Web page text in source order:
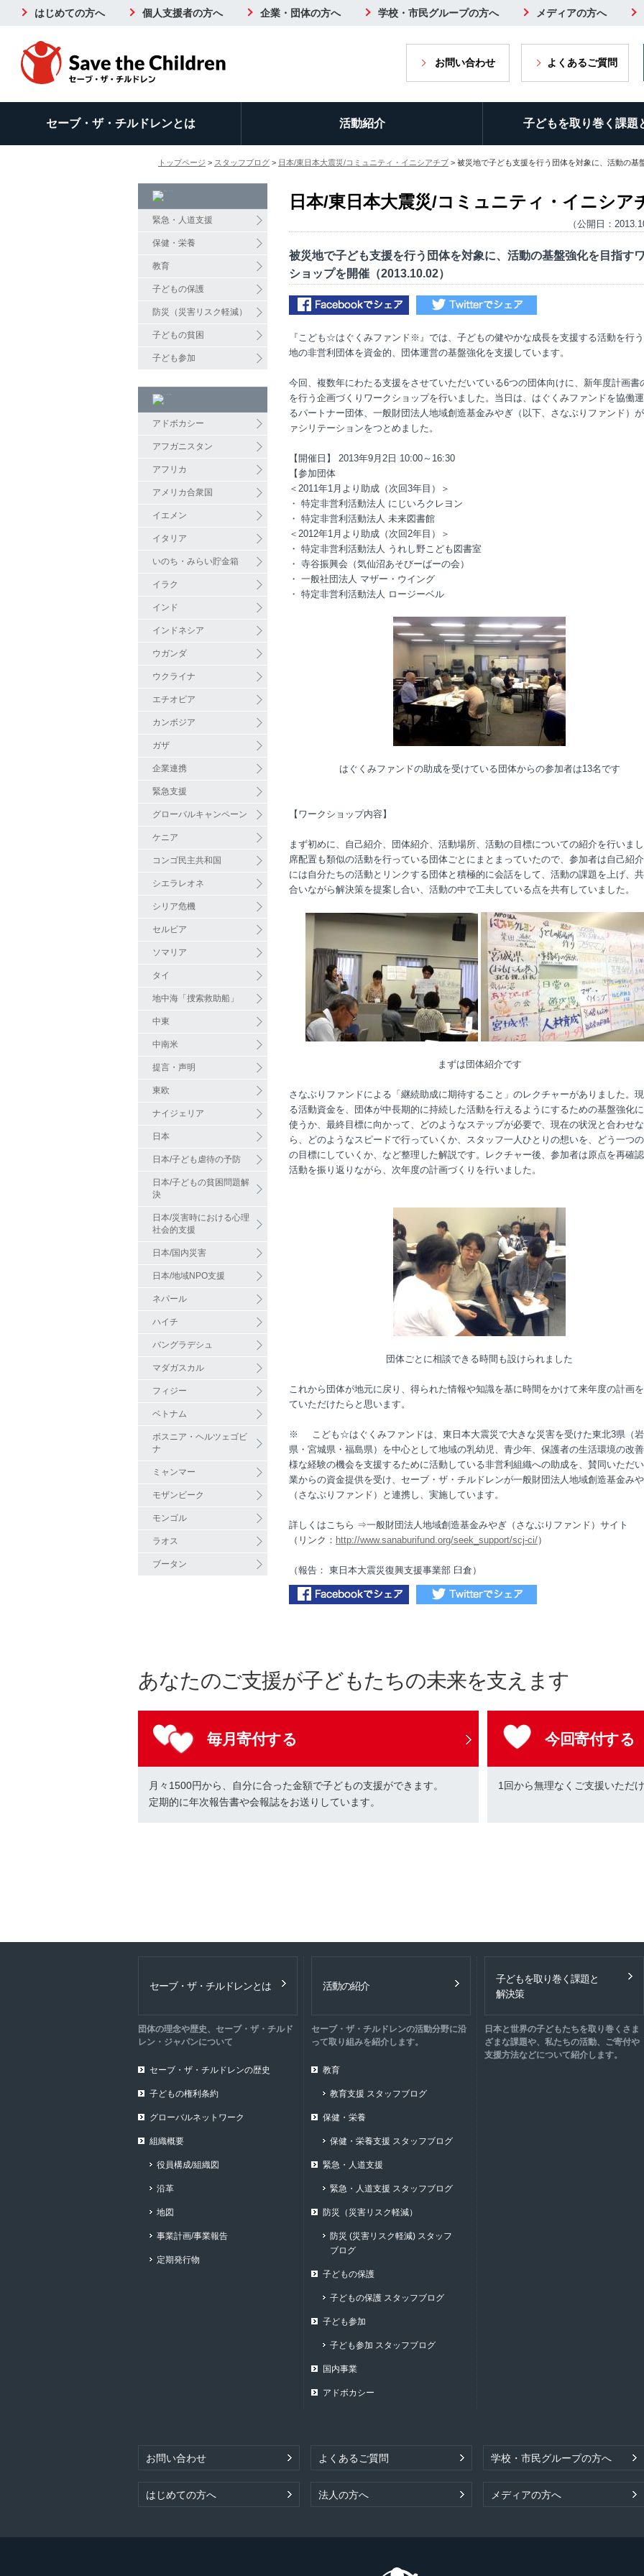
はじめての方へ 個人支援者の方へ 企業・団体の方へ 学校・市民グループの方へ メディアの方へ
お問い合わせ よくあるご質問
セーブ・ザ・チルドレンとは 活動紹介 子どもを取り巻く課題
トップページ > スタッフブログ > 日本/東日本大震災/コミュニティ・イニシアチブ > 被災地で子ども支援を行う団体を対象に、活動の
緊急・人道支援
保健・栄養
教育
子どもの保護
防災（災害リスク軽減）
子どもの貧困
子ども参加
アドボカシー
アフガニスタン
アフリカ
アメリカ合衆国
イエメン
イタリア
いのち・みらい貯金箱
イラク
インド
インドネシア
ウガンダ
ウクライナ
エチオピア
カンボジア
ガザ
企業連携
緊急支援
グローバルキャンペーン
ケニア
コンゴ民主共和国
シエラレオネ
シリア危機
セルビア
ソマリア
タイ
地中海「捜索救助船」
中東
中南米
提言・声明
東欧
ナイジェリア
日本
日本/子ども虐待の予防
日本/子どもの貧困問題解
決
日本/災害時における心理
社会的支援
日本/国内災害
日本/地域NPO支援
ネパール
ハイチ
バングラデシュ
マダガスカル
フィジー
ベトナム
ボスニア・ヘルツェゴビ
ナ
ミャンマー
モザンビーク
モンゴル
ラオス
ブータン
日本/東日本大震災/コミュニティ・イニシア
（公開日：
被災地で子ども支援を行う団体を対象に、活動の基盤強化を目指す
ショップを開催（2013.10.02）
『こども☆はぐくみファンド※』では、子どもの健やかな成長を支援する活動を行
地の非営利団体を資金的、団体運営の基盤強化を支援しています。
今回、複数年にわたる支援をさせていただいている6つの団体向けに、新年度計画書
を行う企画づくりワークショップを行いました。当日は、はぐくみファンドを協働
るパートナー団体、一般財団法人地域創造基金みやぎ（以下、さなぶりファンド）
ァシリテーションをつとめました。
【開催日】 2013年9月2日 10:00～16:30
【参加団体
＜2011年1月より助成（次回3年目）＞
・ 特定非営利活動法人 にじいろクレヨン
・ 特定非営利活動法人 未来図書館
＜2012年1月より助成（次回2年目）＞
・ 特定非営利活動法人 うれし野こども図書室
・ 寺谷振興会（気仙沼あそびーばーの会）
・ 一般社団法人 マザー・ウイング
・ 特定非営利活動法人 ロージーベル
はぐくみファンドの助成を受けている団体からの参加者は13名です
【ワークショップ内容】
まず初めに、自己紹介、団体紹介、活動場所、活動の目標についての紹介を行いま
席配置も類似の活動を行っている団体ごとにまとまっていたので、参加者は自己紹
には自分たちの活動とリンクする団体と積極的に会話をして、活動の課題を上げ、
合いながら解決策を提案し合い、活動の中で工夫している点を共有していました。
まずは団体紹介です
さなぶりファンドによる「継続助成に期待すること」のレクチャーがありました。
る活動資金を、団体が中長期的に持続した活動を行えるようにするための基盤強化
使うか、最終目標に向かって、どのようなステップが必要で、現在の状況と合わせ
ら、どのようなスピードで行っていくか、スタッフ一人ひとりの想いを、どう一つ
の目標にしていくか、など整理した解説です。レクチャー後、参加者は原点を再確
活動を振り返りながら、次年度の計画づくりを行いました。
団体ごとに相談できる時間も設けられました
これから団体が地元に戻り、得られた情報や知識を基に時間をかけて来年度の計画
ていただけたらと思います。
※
こども☆はぐくみファンドは、東日本大震災で大きな災害を受けた東北3県（
県・宮城県・福島県）を中心として地域の乳幼児、青少年、保護者の生活環境の改
様な経験の機会を支援するために活動している非営利組織への助成を、賛同いただ
業からの資金提供を受け、セーブ・ザ・チルドレンが一般財団法人地域創造基金み
（さなぶりファンド）と連携し、実施しています。
詳しくはこちら ⇒一般財団法人地域創造基金みやぎ（さなぶりファンド）サイト
（リンク： http://www.sanaburifund.org/seek_support/scj-ci/）
（報告： 東日本大震災復興支援事業部 臼倉）
あなたのご支援が子どもたちの未来を支えます
毎月寄付する
月々1500円から、自分に合った金額で子どもの支援ができます。
定期的に年次報告書や会報誌をお送りしています。
今回寄付する
1回から無理なくご支援いただ
セーブ・ザ・チルドレンとは
団体の理念や歴史、セーブ・ザ・チルド
レン・ジャパンについて
セーブ・ザ・チルドレンの歴史
子どもの権利条約
グローバルネットワーク
組織概要
役員構成/組織図
沿革
地図
事業計画/事業報告
定期発行物
活動の紹介
セーブ・ザ・チルドレンの活動分野に沿
って取り組みを紹介します。
教育
教育支援 スタッフブログ
保健・栄養
保健・栄養支援 スタッフブログ
緊急・人道支援
緊急・人道支援 スタッフブログ
防災（災害リスク軽減）
防災 (災害リスク軽減) スタッフ
ブログ
子どもの保護
子どもの保護 スタッフブログ
子ども参加
子ども参加 スタッフブログ
国内事業
アドボカシー
子どもを取り巻く課題と
解決策
日本と世界の子どもたちを取り巻くさま
ざまな課題や、私たちの活動、ご寄付や
支援方法などについて紹介します。
お問い合わせ よくあるご質問 学校・市民グループの方へ
はじめての方へ 法人の方へ メディアの方へ